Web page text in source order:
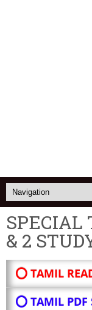
SPECIAL
& 2
⭕ TAMIL
⭕ TAMIL PDF